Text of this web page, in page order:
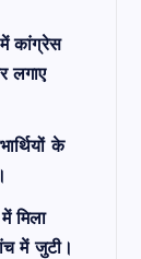
कांग्रेस
लगाए
के
मिला
में जुटी।